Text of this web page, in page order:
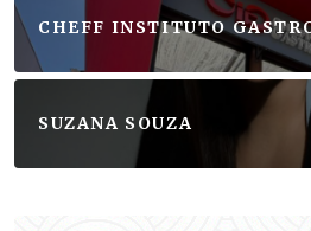
CHEFF INSTITUTO
SUZANA SOUZA